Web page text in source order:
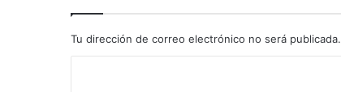
Tu dirección de correo electrónico no será publicada.